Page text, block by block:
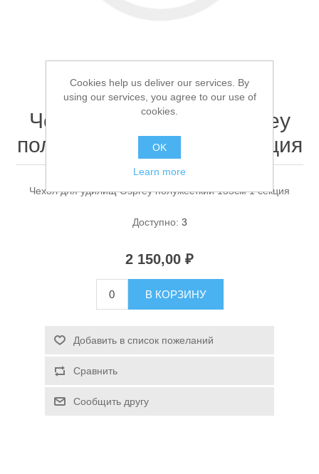
Аксессуары для лодок
Спасательные средства
Чехол для удилищ Osprey
полужесткий 135см 1 секция
Чехол для удилищ Osprey полужесткий 135см 1 секция
Доступно: 3
2 150,00 ₽
В КОРЗИНУ
Добавить в список пожеланий
Сравнить
Сообщить другу
Cookies help us deliver our services. By
using our services, you agree to our use of
cookies.
OK
Learn more